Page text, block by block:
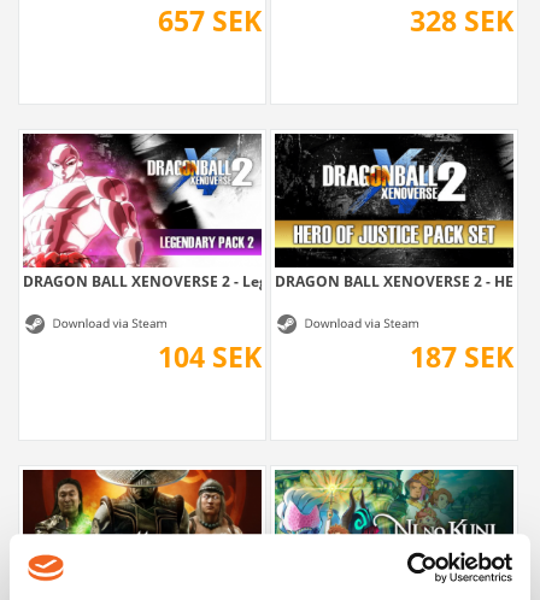
657 SEK 328 SEK
DRAGON BALL XENOVERSE 2 - Legendary Pack 2
104 SEK
DRAGON BALL XENOVERSE 2 - HERO
187 SEK